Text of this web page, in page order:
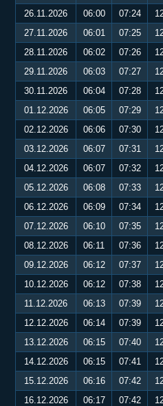
26.11.2026
06:00 07:24
27.11.2026
06:01 07:25
28.11.2026
06:02 07:26
29.11.2026
06:03 07:27
30.11.2026
06:04 07:28
01.12.2026
06:05 07:29
02.12.2026
06:06 07:30
03.12.2026
06:07 07:31
04.12.2026
06:07 07:32
05.12.2026
06:08 07:33
06.12.2026
06:09 07:34
07.12.2026
06:10 07:35
08.12.2026
06:11 07:36
09.12.2026
06:12 07:37
10.12.2026
06:12 07:38
11.12.2026
06:13 07:39
12.12.2026
06:14 07:39
13.12.2026
06:15 07:40
14.12.2026
06:15 07:41
15.12.2026
06:16 07:42
16.12.2026
06:17 07:42